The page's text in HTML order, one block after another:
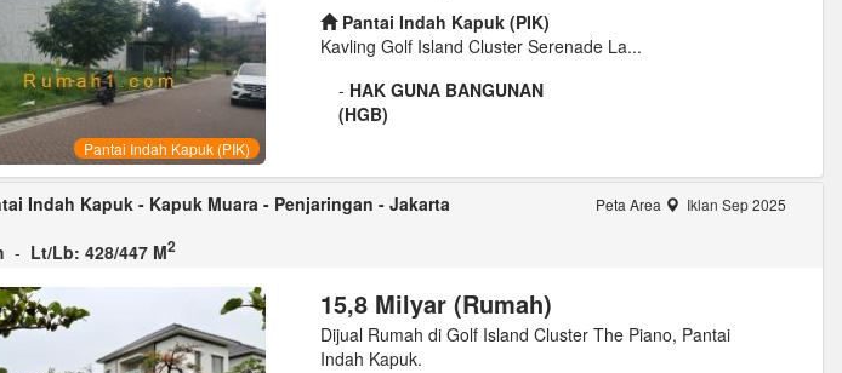
Pantai Indah Kapuk (PIK)
Pantai Indah Kapuk (PIK)
Kavling Golf Island Cluster Serenade La...
- HAK GUNA BANGUNAN
(HGB)
Indah Kapuk - Kapuk Muara - Penjaringan - Jakarta
- Lt/Lb: 428/447 M2
Peta Area Iklan Sep 2025
15,8 Milyar (Rumah)
Dijual Rumah di Golf Island Cluster The Piano, Pantai
Indah Kapuk.